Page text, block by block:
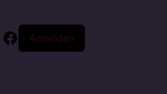
Anmelden